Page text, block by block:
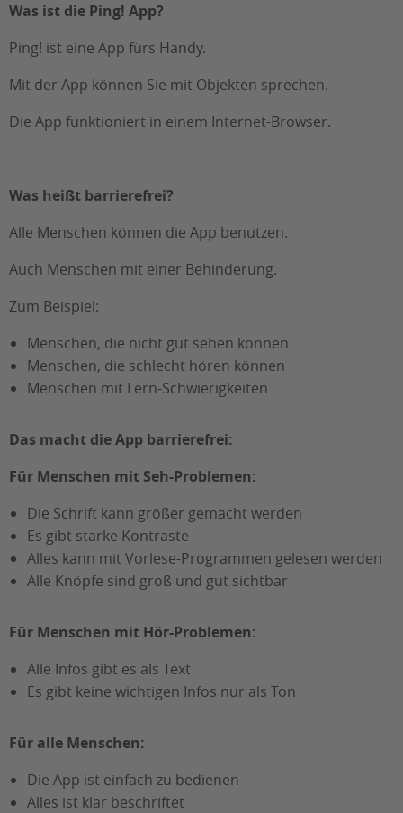
Was ist die Ping! App?
Ping! ist eine App fürs Handy.
Mit der App können Sie mit Objekten sprechen.
Die App funktioniert in einem Internet-Browser.
Was heißt barrierefrei?
Alle Menschen können die App benutzen.
Auch Menschen mit einer Behinderung.
Zum Beispiel:
Menschen, die nicht gut sehen können
Menschen, die schlecht hören können
Menschen mit Lern-Schwierigkeiten
Das macht die App barrierefrei:
Für Menschen mit Seh-Problemen:
Die Schrift kann größer gemacht werden
Es gibt starke Kontraste
Alles kann mit Vorlese-Programmen gelesen werden
Alle Knöpfe sind groß und gut sichtbar
Für Menschen mit Hör-Problemen:
Alle Infos gibt es als Text
Es gibt keine wichtigen Infos nur als Ton
Für alle Menschen:
Die App ist einfach zu bedienen
Alles ist klar beschriftet